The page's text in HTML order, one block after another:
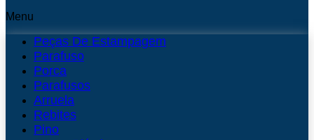
Menu
Peças De Estampagem
Parafuso
Porca
Parafusos
Arruela
Rebites
Pino